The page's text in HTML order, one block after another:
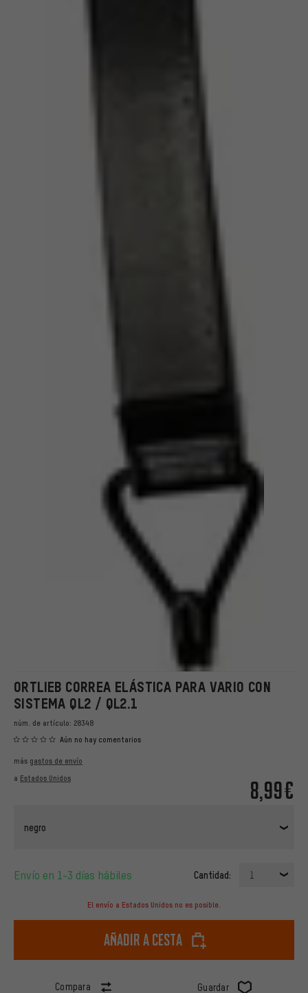
ORTLIEB CORREA ELÁSTICA PARA VARIO CON
SISTEMA QL2 / QL2.1
núm. de artículo: 28348
Aún no hay comentarios
8,99€
más gastos de envío
a Estados Unidos
negro
Envío en 1-3 días hábiles Cantidad: 1
El envío a Estados Unidos no es posible.
Añadir a cesta
Compara Guardar